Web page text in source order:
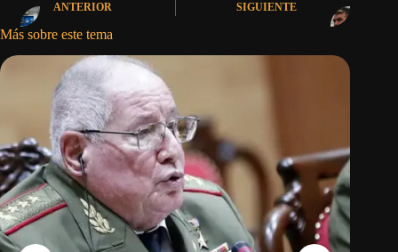
ANTERIOR SIGUIENTE
Más sobre este tema